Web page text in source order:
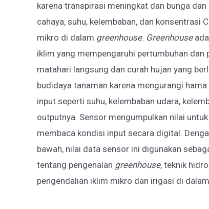
karena transpirasi meningkat dan bunga
cahaya, suhu, kelembaban, dan
mikro di dalam greenhouse. Greenhouse
iklim yang mempengaruhi pertumbuhan
matahari langsung dan curah hujan yang
budidaya tanaman karena mengurangi
input seperti suhu, kelembaban udara,
outputnya. Sensor mengumpulkan nilai
membaca kondisi input secara digital.
bawah, nilai data sensor ini digunakan
tentang pengenalan greenhouse, teknik
pengendalian iklim mikro dan irigasi di dalam